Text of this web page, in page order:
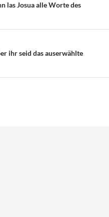
las Josua alle Worte des
ihr seid das auserwählte